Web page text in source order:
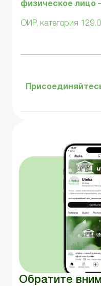
физическое лицо
ОИР, категория
Обратите